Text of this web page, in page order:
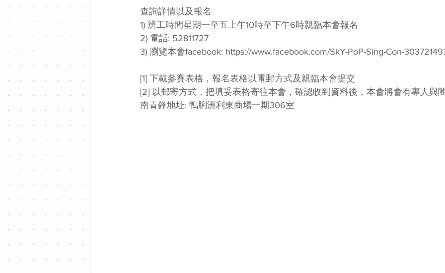
查詢詳情以及報名
1) 辨工時間星期一至五上午10時至下午6時親臨本會報名
2) 電話: 52811727
3) 瀏覽本會facebook: https://www.facebook.com/SkY-PoP-Sing-Con-
[1] 下載參賽表格，報名表格以電郵方式及親臨本會提交
[2] 以郵寄方式，把填妥表格寄往本會，確認收到資料後，本會將會有專人與
南青鋒地址: 鴨脷洲利東商場一期306室